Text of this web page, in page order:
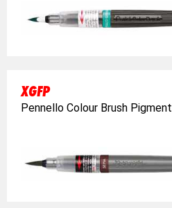
XGFP
Pennello Colour Brush Pigment